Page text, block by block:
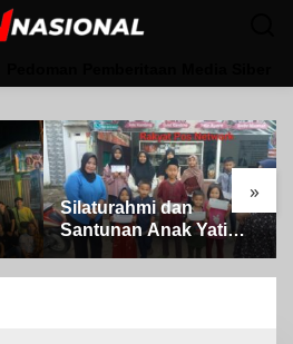
»
Silaturahmi dan
Santunan Anak Yatim
oleh Pimpinan PT Buay
Tumi Lampung Jelang